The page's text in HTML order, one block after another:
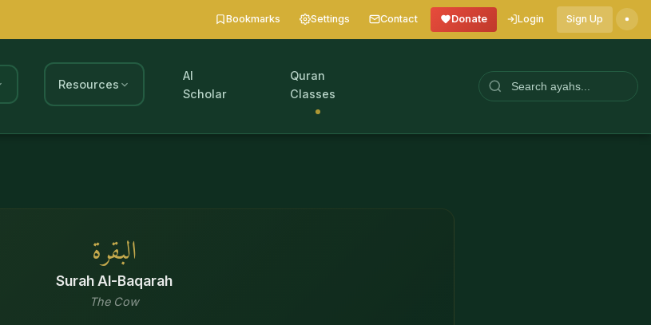
Bookmarks Settings Contact Donate Login Sign Up
Resources
AI
Scholar
Quran
Classes
البقرة
Surah Al-Baqarah
The Cow